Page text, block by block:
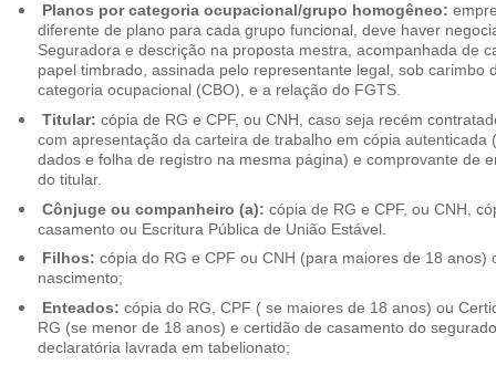
Planos por categoria ocupacional/grupo homogêneo:
diferente de plano para cada grupo funcional, deve haver
Seguradora e descrição na proposta mestra, acompanhada de
papel timbrado, assinada pelo representante legal, sob carimbo
categoria ocupacional (CBO), e a relação do FGTS.
Titular: cópia de RG e CPF, ou CNH, caso seja recém
com apresentação da carteira de trabalho em cópia autenticada
dados e folha de registro na mesma página) e comprovante de
do titular.
Cônjuge ou companheiro (a): cópia de RG e CPF, ou CNH,
casamento ou Escritura Pública de União Estável.
Filhos: cópia do RG e CPF ou CNH (para maiores de 18 anos)
nascimento;
Enteados: cópia do RG, CPF ( se maiores de 18 anos) ou
RG (se menor de 18 anos) e certidão de casamento do
declaratória lavrada em tabelionato;